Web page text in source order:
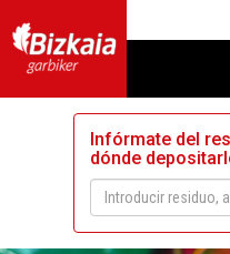
Infórmate del
dónde